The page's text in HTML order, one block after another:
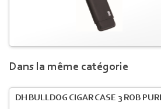
Dans la même catégorie
DH BULLDOG CIGAR CASE 3 ROB